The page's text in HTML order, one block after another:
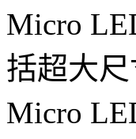
Micro
括超大
Micro